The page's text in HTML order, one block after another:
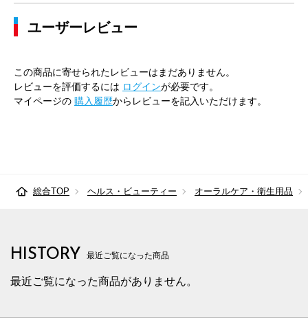
ユーザーレビュー
この商品に寄せられたレビューはまだありません。
レビューを評価するには ログインが必要です。
マイページの 購入履歴からレビューを記入いただけます。
総合TOP ヘルス・ビューティー オーラルケア・衛生用品
HISTORY 最近ご覧になった商品
最近ご覧になった商品がありません。